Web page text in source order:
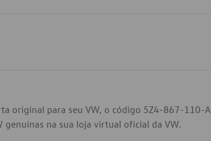
original para seu VW, o código 5Z4-867-110-A
genuínas na sua loja virtual oficial da VW.